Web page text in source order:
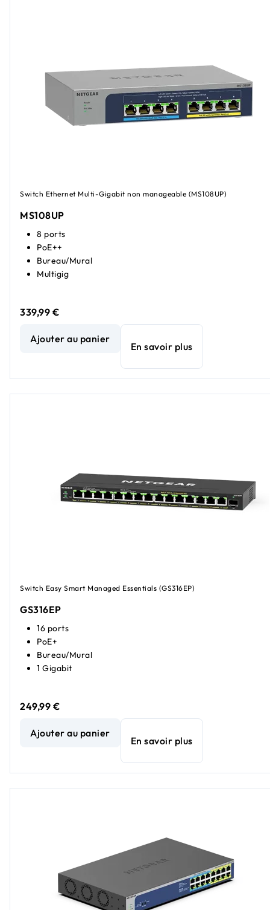
Switch Ethernet Multi-Gigabit non manageable (MS108UP)
MS108UP
8 ports
PoE++
Bureau/Mural
Multigig
339,99 €
Switch Ethernet non manageable 8 ports Multi-Gigabit
Ajouter au panier
En savoir plus
Switch Easy Smart Managed Essentials (GS316EP)
GS316EP
16 ports
PoE+
Bureau/Mural
1 Gigabit
249,99 €
Commutateur PoE+ Gigabit Ethernet Easy Smart
Ajouter au panier
En savoir plus